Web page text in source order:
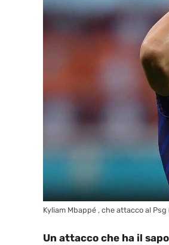
Kyliam Mbappé , che attacco al
Un attacco che ha il